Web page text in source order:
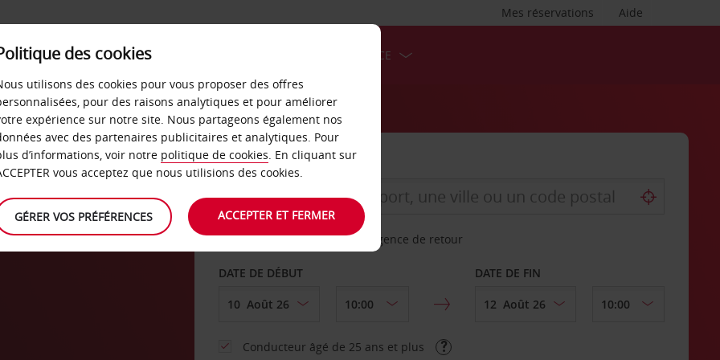
Aide
Mes réservations
SERVICES &
LOCATION
LIBRE-SERVICE
AGENCE DE DÉPART
Sélectionnez une autre agence de retour
DATE DE DÉBUT DATE DE FIN
Conducteur âgé de 25 ans et plus
des cookies
utilisons des cookies pour vous proposer des offres
pour des raisons analytiques et pour améliorer
expérience sur notre site. Nous partageons également nos
avec des partenaires publicitaires et analytiques. Pour
d’informations, voir notre politique de cookies. En cliquant sur
vous acceptez que nous utilisions des cookies.
GÉRER VOS PRÉFÉRENCES ACCEPTER ET FERMER